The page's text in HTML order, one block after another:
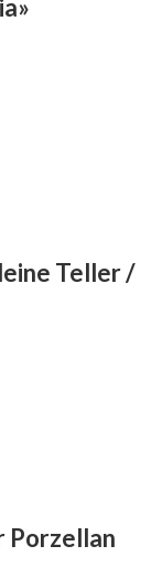
Teller /
Porzellan